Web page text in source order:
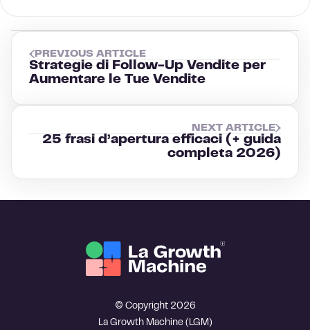
PREVIOUS ARTICLE
Strategie di Follow-Up Vendite per
Aumentare le Tue Vendite
NEXT ARTICLE
25 frasi d’apertura efficaci (+ guida
completa 2026)
© Copyright 2026
La Growth Machine (LGM)